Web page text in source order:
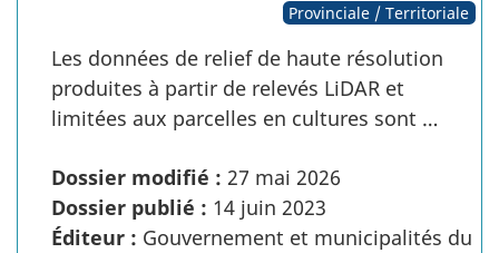
Provinciale / Territoriale
Les données de relief de haute résolution
produites à partir de relevés LiDAR et
limitées aux parcelles en cultures sont …
Dossier modifié : 27 mai 2026
Dossier publié : 14 juin 2023
Éditeur : Gouvernement et municipalités du